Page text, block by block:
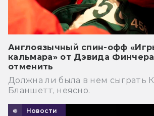
Англоязычный спин-офф
кальмара» от Дэвида
отменить
Должна ли была в нем сыграть
Бланшетт, неясно.
Новости